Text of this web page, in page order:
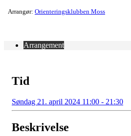
Arrangør: Orienteringsklubben Moss
Arrangement
Tid
Søndag 21. april 2024 11:00 - 21:30
Beskrivelse